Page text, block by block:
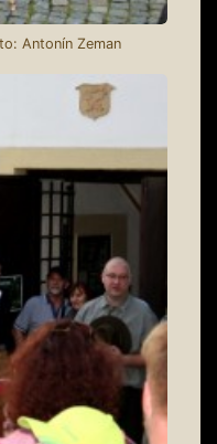
Antonín Zeman